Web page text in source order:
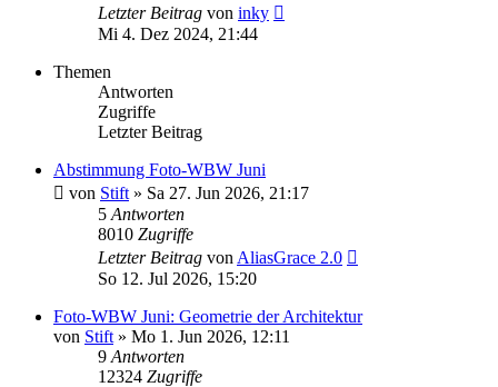
Letzter Beitrag von inky
Mi 4. Dez 2024, 21:44
Themen
Antworten
Zugriffe
Letzter Beitrag
Abstimmung Foto-WBW Juni
von Stift » Sa 27. Jun 2026, 21:17
5 Antworten
8010 Zugriffe
Letzter Beitrag von AliasGrace 2.0
So 12. Jul 2026, 15:20
Foto-WBW Juni: Geometrie der Architektur
von Stift » Mo 1. Jun 2026, 12:11
9 Antworten
12324 Zugriffe